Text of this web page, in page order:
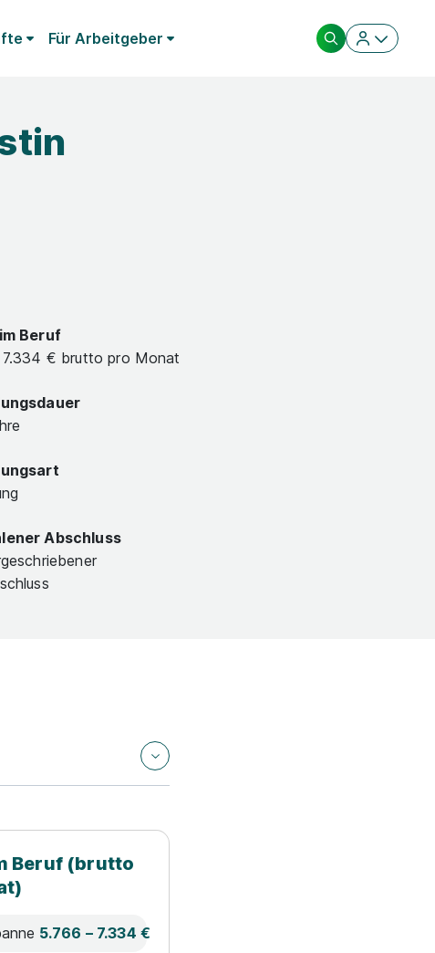
Für Arbeitgeber
Beruf
7.334 € brutto pro Monat
Abschluss
Beruf (brutto
5.766 – 7.334 €